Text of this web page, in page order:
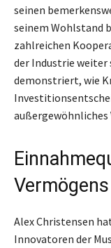
seinen
seinem Wohlstand
zahlreichen
der Industrie weiter
demonstriert, wie
außergewöhnliches
Vermögens
Alex Christensen
Innovatoren der